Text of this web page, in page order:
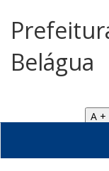
Belágua
A +